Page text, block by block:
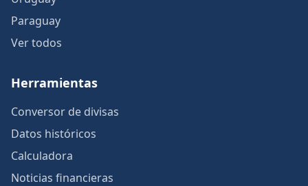
Paraguay
Ver todos
Herramientas
Conversor de divisas
Datos históricos
Calculadora
Noticias financieras